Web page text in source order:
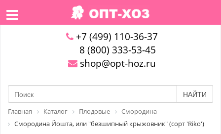
+7 (499) 110-36-37
8 (800) 333-53-45
shop@opt-hoz.ru
НАЙТИ
Главная Каталог Плодовые
Смородина
Смородина Йошта, или "безшипный крыжовник" (сорт 'Riko')